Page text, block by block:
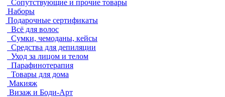
Сопутствующие и прочие товары
Наборы
Подарочные сертификаты
Всё для волос
Сумки, чемоданы, кейсы
Средства для депиляции
Уход за лицом и телом
Парафинотерапия
Товары для дома
Макияж
Визаж и Боди-Арт